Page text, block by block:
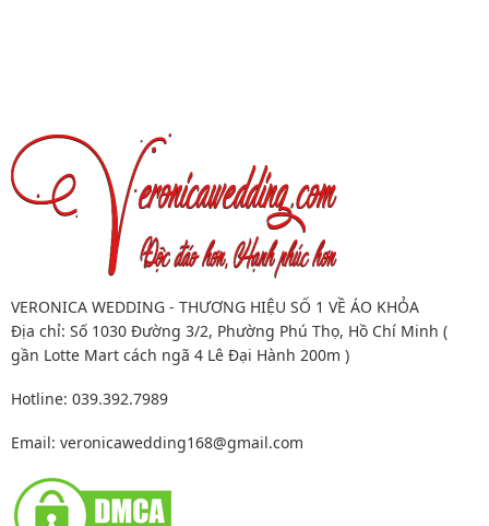
VERONICA WEDDING - THƯƠNG HIỆU SỐ 1 VỀ ÁO KHỎA
Địa chỉ: Số 1030 Đường 3/2, Phường Phú Thọ, Hồ Chí Minh (
gần Lotte Mart cách ngã 4 Lê Đại Hành 200m )
Hotline: 039.392.7989
Email: veronicawedding168@gmail.com